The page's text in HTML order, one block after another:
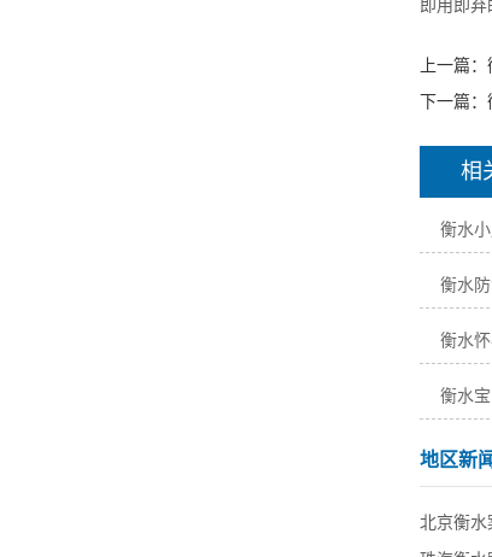
即用即
上一篇：
下一篇：
相
衡水
衡水
衡水
衡水
地区新
北京衡水